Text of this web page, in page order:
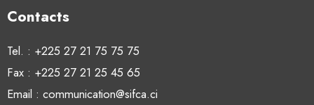
Contacts
Tel. : +225 27 21 75 75 75
Fax : +225 27 21 25 45 65
Email : communication@sifca.ci